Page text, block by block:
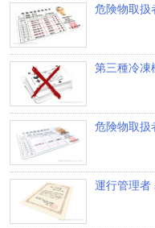
危険物取扱
第三種冷凍
危険物取扱
運行管理者